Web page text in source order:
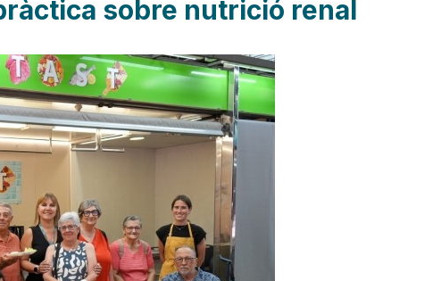
sobre nutrició renal